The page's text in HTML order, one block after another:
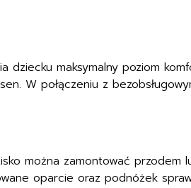
maksymalny poziom
W połączeniu z
można zamontować przodem
oparcie oraz podnóżek